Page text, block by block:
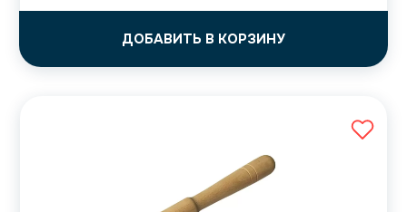
ДОБАВИТЬ В КОРЗИНУ